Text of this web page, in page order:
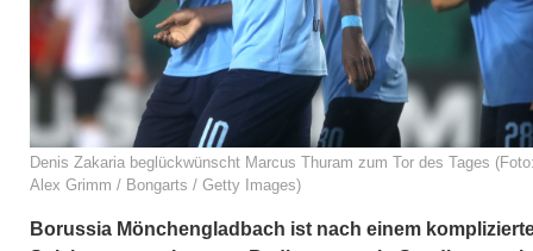
Denis Zakaria beglückwünscht Marcus Thuram zum Tor des Tages
Alex Grimm / Bongarts / Getty Images)
Borussia Mönchengladbach ist nach einem